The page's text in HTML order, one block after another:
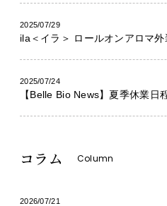
2025/07/29
ila＜イラ＞ ロールオンアロマ
2025/07/24
【Belle Bio News】夏季休業日
コラム Column
2026/07/21